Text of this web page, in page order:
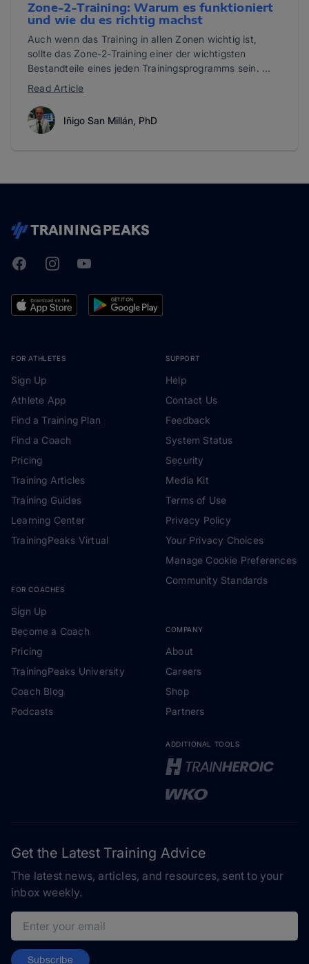
Zone-2-Training: Warum es funktioniert
und wie du es richtig machst
Auch wenn das Training in allen Zonen wichtig ist,
sollte das Zone-2-Training einer der wichtigsten
Bestandteile eines jeden Trainingsprogramms sein. ...
Read Article
Iñigo San Millán, PhD
TrainingPeaks
FacebookInstagramYoutube
FOR ATHLETES
Sign Up
Athlete App
Find a Training Plan
Find a Coach
Pricing
Training Articles
Training Guides
Learning Center
TrainingPeaks Virtual
FOR COACHES
Sign Up
Become a Coach
Pricing
TrainingPeaks University
Coach Blog
Podcasts
SUPPORT
Help
Contact Us
Feedback
System Status
Security
Media Kit
Terms of Use
Privacy Policy
Your Privacy Choices
Manage Cookie Preferences
Community Standards
COMPANY
About
Careers
Shop
Partners
ADDITIONAL TOOLS
Get the Latest Training Advice
The latest news, articles, and resources, sent to your
inbox weekly.
Email address
Subscribe